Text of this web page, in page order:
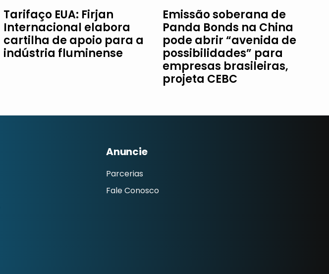
Tarifaço EUA: Firjan
Internacional elabora
cartilha de apoio para a
indústria fluminense
Emissão soberana de
Panda Bonds na China
pode abrir “avenida de
possibilidades” para
empresas brasileiras,
projeta CEBC
Anuncie
Parcerias
Fale Conosco